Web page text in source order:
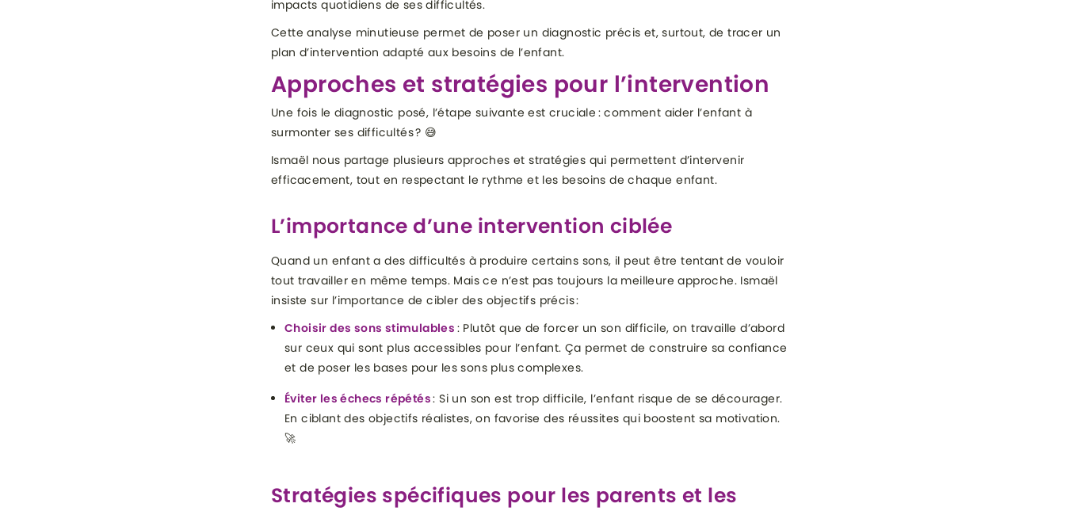
impacts quotidiens de ses difficultés.
Cette analyse minutieuse permet de poser un diagnostic précis et, surtout, de tracer un
plan d’intervention adapté aux besoins de l’enfant.
Approches et stratégies pour l’intervention
Une fois le diagnostic posé, l’étape suivante est cruciale : comment aider l’enfant à
surmonter ses difficultés ? 😅
Ismaël nous partage plusieurs approches et stratégies qui permettent d’intervenir
efficacement, tout en respectant le rythme et les besoins de chaque enfant.
L’importance d’une intervention ciblée
Quand un enfant a des difficultés à produire certains sons, il peut être tentant de vouloir
tout travailler en même temps. Mais ce n’est pas toujours la meilleure approche. Ismaël
insiste sur l’importance de cibler des objectifs précis :
Choisir des sons stimulables : Plutôt que de forcer un son difficile, on travaille d’abord
sur ceux qui sont plus accessibles pour l’enfant. Ça permet de construire sa confiance
et de poser les bases pour les sons plus complexes.
Éviter les échecs répétés: Si un son est trop difficile, l’enfant risque de se décourager.
En ciblant des objectifs réalistes, on favorise des réussites qui boostent sa motivation.
🚀
Stratégies spécifiques pour les parents et les